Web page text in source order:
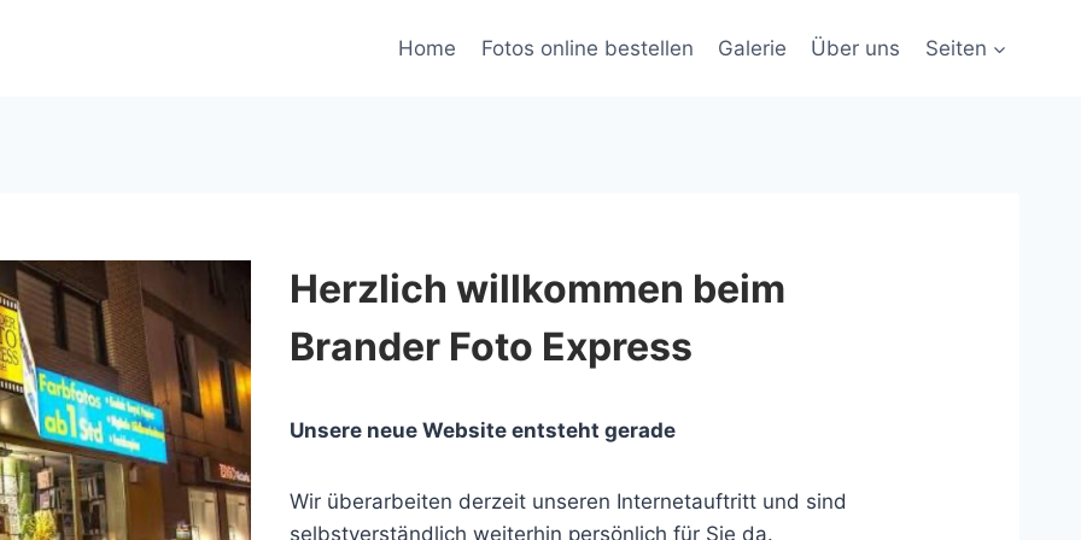
Home Fotos online bestellen Galerie Über uns Seiten
Herzlich willkommen beim
Brander Foto Express
Unsere neue Website entsteht gerade
Wir überarbeiten derzeit unseren Internetauftritt und sind
selbstverständlich weiterhin persönlich für Sie da.